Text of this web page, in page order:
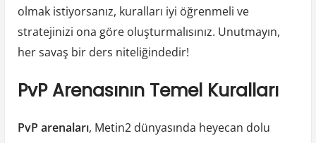
olmak istiyorsanız, kuralları iyi öğrenmeli ve
stratejinizi ona göre oluşturmalısınız. Unutmayın,
her savaş bir ders niteliğindedir!
PvP Arenasının Temel Kuralları
PvP arenaları, Metin2 dünyasında heyecan dolu